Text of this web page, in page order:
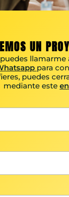
UN
llamarme
para
puedes
mediante este